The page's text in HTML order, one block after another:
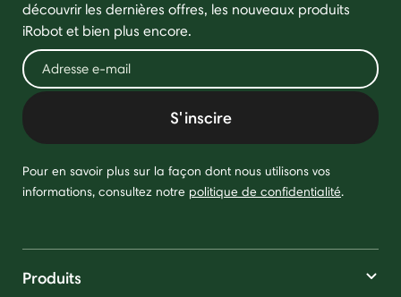
découvrir les dernières offres, les nouveaux produits
iRobot et bien plus encore.
S'inscire
Pour en savoir plus sur la façon dont nous utilisons vos
informations, consultez notre politique de confidentialité.
Produits